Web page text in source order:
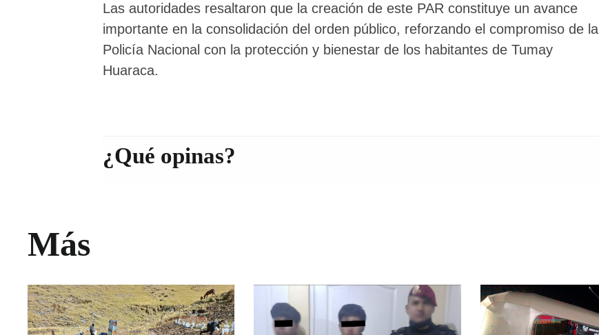
Las autoridades resaltaron que la creación de este PAR constituye un avance
importante en la consolidación del orden público, reforzando el compromiso de la
Policía Nacional con la protección y bienestar de los habitantes de Tumay
Huaraca.
¿Qué opinas?
Más